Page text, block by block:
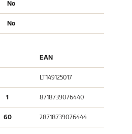
No
No
EAN
LT149125017
1 8718739076440
60 28718739076444